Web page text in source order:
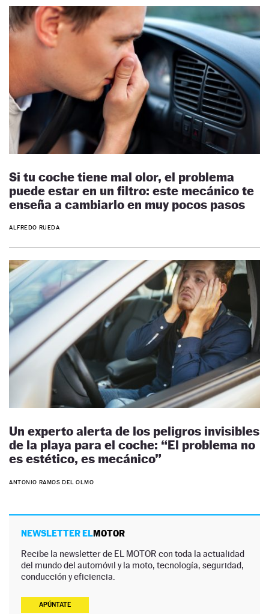
Si tu coche tiene mal olor, el problema
puede estar en un filtro: este mecánico te
enseña a cambiarlo en muy pocos pasos
ALFREDO RUEDA
Un experto alerta de los peligros invisibles
de la playa para el coche: “El problema no
es estético, es mecánico”
ANTONIO RAMOS DEL OLMO
NEWSLETTER ELMOTOR
Recibe la newsletter de EL MOTOR con toda la actualidad
del mundo del automóvil y la moto, tecnología, seguridad,
conducción y eficiencia.
APÚNTATE